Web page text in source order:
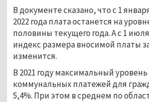
В документе сказано, что с 1
2022 года плата останется на
половины текущего года. А с 1 июля
индекс размера вносимой платы
изменится.
В 2021 году максимальный
коммунальных платежей для
5,4%. При этом в среднем по